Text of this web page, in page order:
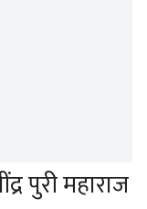
पुरी महाराज